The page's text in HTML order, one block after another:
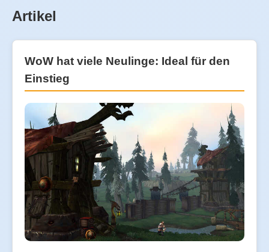
Artikel
WoW hat viele Neulinge: Ideal für den
Einstieg